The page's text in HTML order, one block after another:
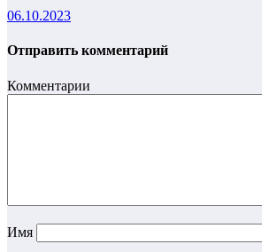
06.10.2023
Отправить комментарий
Комментарии
Имя